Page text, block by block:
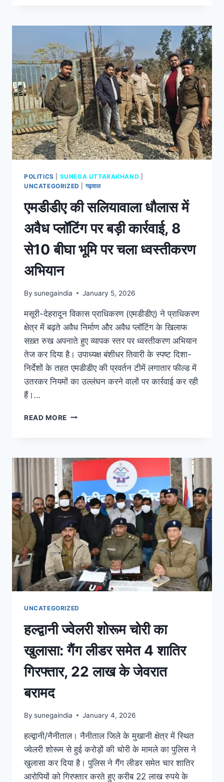
POLITICS SUNEGA UTTARAKHAND
UNCATEGORIZED
गढ़वाल
एमडीडीए की सलियावाला धौलास में
अवैध प्लॉटिंग पर बड़ी कार्रवाई, 8
से10 बीघा भूमि पर चला ध्वस्तीकरण
अभियान
By sunegaindia January 5, 2026
मसूरी-देहरादून विकास प्राधिकरण (एमडीडीए) ने प्राधिकरण
क्षेत्र में बढ़ते अवैध निर्माण और अवैध प्लॉटिंग के खिलाफ
सख़्त रुख अपनाते हुए व्यापक स्तर पर ध्वस्तीकरण अभियान
तेज कर दिया है। उपाध्यक्ष बंशीधर तिवारी के स्पष्ट दिशा-
निर्देशों के तहत एमडीडीए की प्रवर्तन टीमें लगातार फील्ड में
उतरकर नियमों का उल्लंघन करने वालों पर कार्रवाई कर रही
हैं।…
READ MORE
UNCATEGORIZED
हल्द्वानी ज्वेलरी शोरूम चोरी का
खुलासा: गैंग लीडर समेत 4 शातिर
गिरफ्तार, 22 लाख के जेवरात
बरामद
By sunegaindia January 4, 2026
हल्द्वानी/नैनीताल। नैनीताल जिले के मुखानी क्षेत्र में स्थित
ज्वेलरी शोरूम से हुई करोड़ों की चोरी के मामले का पुलिस ने
खुलासा कर दिया है। पुलिस ने गैंग लीडर समेत चार शातिर
आरोपियों को गिरफ्तार करते हुए करीब 22 लाख रुपये के